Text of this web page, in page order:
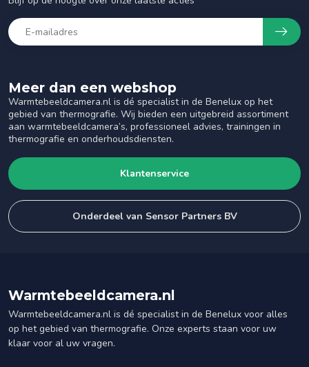
Meer dan een webshop
Warmtebeeldcamera.nl is dé specialist in de Benelux op het
gebied van thermografie. Wij bieden een uitgebreid assortiment
aan warmtebeeldcamera’s, professioneel advies, trainingen in
thermografie en onderhoudsdiensten.
Klantenservice
Onderdeel van Sensor Partners BV
Warmtebeeldcamera.nl
Warmtebeeldcamera.nl is dé specialist in de Benelux voor alles
op het gebied van thermografie. Onze experts staan voor uw
klaar voor al uw vragen.